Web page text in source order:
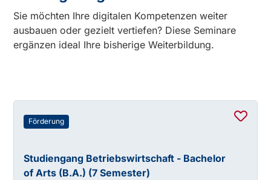
Sie möchten Ihre digitalen Kompetenzen weiter
ausbauen oder gezielt vertiefen? Diese Seminare
ergänzen ideal Ihre bisherige Weiterbildung.
Förderung
Studiengang Betriebswirtschaft - Bachelor
of Arts (B.A.) (7 Semester)